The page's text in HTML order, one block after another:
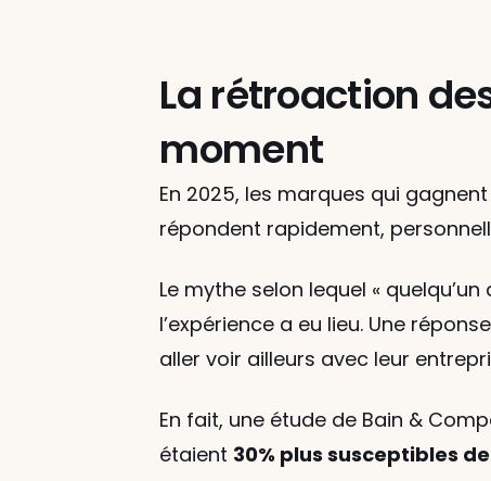
La rétroaction
moment
En 2025, les marques qui
répondent rapidement,
Le mythe selon lequel «
l’expérience a eu lieu. Une
aller voir ailleurs avec leur
En fait, une étude de Bain &
étaient 30% plus susceptibles